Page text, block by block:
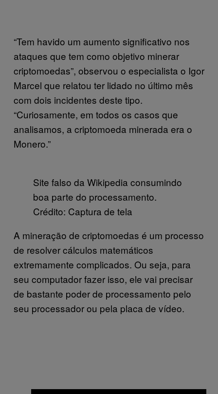
“Tem havido um aumento significativo nos
ataques que tem como objetivo minerar
criptomoedas”, observou o especialista o Igor
Marcel que relatou ter lidado no último mês
com dois incidentes deste tipo.
“Curiosamente, em todos os casos que
analisamos, a criptomoeda minerada era o
Monero.”
Site falso da Wikipedia consumindo
boa parte do processamento.
Crédito: Captura de tela
A mineração de criptomoedas é um processo
de resolver cálculos matemáticos
extremamente complicados. Ou seja, para
seu computador fazer isso, ele vai precisar
de bastante poder de processamento pelo
seu processador ou pela placa de vídeo.